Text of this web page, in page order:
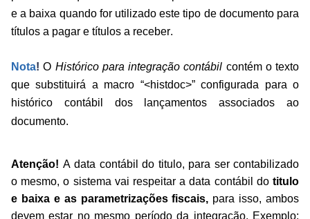
e a baixa quando for utilizado este tipo de documento para
títulos a pagar e títulos a receber.
Nota! O Histórico para integração contábil contém o texto
que substituirá a macro “<histdoc>” configurada para o
histórico contábil dos lançamentos associados ao
documento.
Atenção! A data contábil do titulo, para ser contabilizado
o mesmo, o sistema vai respeitar a data contábil dotitulo
e baixa e as parametrizações fiscais, para isso, ambos
devem estar no mesmo período da integração. Exemplo: